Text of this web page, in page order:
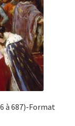
à 687)-Format